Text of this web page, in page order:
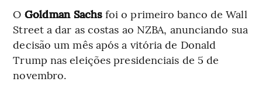
O Goldman Sachsfoi o primeiro banco de Wall
Street a dar as costas ao NZBA, anunciando sua
decisão um mês após a vitória de Donald
Trump nas eleições presidenciais de 5 de
novembro.